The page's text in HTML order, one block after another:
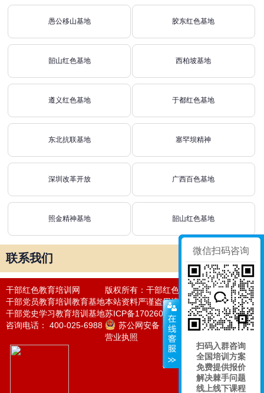
愚公移山基地 胶东红色基地
韶山红色基地 西柏坡基地
遵义红色基地 于都红色基地
东北抗联基地 塞罕坝精神
深圳改革开放 广西百色基地
照金精神基地 韶山红色基地
联系我们
微信扫码咨询
扫码入群咨询
全国培训方案
免费提供报价
解决棘手问题
线上线下课程
干部红色教育培训网
干部党员教育培训教育基地
干部党史学习教育培训基地
咨询电话： 400-025-6988
版权所有：干部红色教育培训网
本站资料严谨盗用违者必究法律责任
苏ICP备17026050号-24
苏公网安备 32011302320964号
营业执照